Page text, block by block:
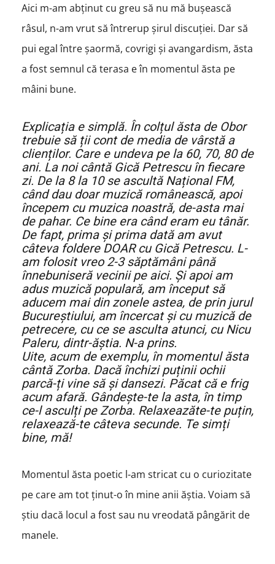
Aici m-am abținut cu greu să nu mă bușească
râsul, n-am vrut să întrerup șirul discuției. Dar să
pui egal între șaormă, covrigi și avangardism, ăsta
a fost semnul că terasa e în momentul ăsta pe
mâini bune.
Explicația e simplă. În colțul ăsta de Obor
trebuie să ții cont de media de vârstă a
clienților. Care e undeva pe la 60, 70, 80 de
ani. La noi cântă Gică Petrescu în fiecare
zi. De la 8 la 10 se ascultă Național FM,
când dau doar muzică românească, apoi
începem cu muzica noastră, de-asta mai
de pahar. Ce bine era când eram eu tânăr.
De fapt, prima și prima dată am avut
câteva foldere DOAR cu Gică Petrescu. L-
am folosit vreo 2-3 săptămâni până
înnebuniseră vecinii pe aici. Și apoi am
adus muzică populară, am început să
aducem mai din zonele astea, de prin jurul
Bucureștiului, am încercat și cu muzică de
petrecere, cu ce se asculta atunci, cu Nicu
Paleru, dintr-ăștia. N-a prins.
Uite, acum de exemplu, în momentul ăsta
cântă Zorba. Dacă închizi puținii ochii
parcă-ți vine să și dansezi. Păcat că e frig
acum afară. Gândește-te la asta, în timp
ce-l asculți pe Zorba. Relaxeazăte-te puțin,
relaxează-te câteva secunde. Te simți
bine, mă!
Momentul ăsta poetic l-am stricat cu o curiozitate
pe care am tot ținut-o în mine anii ăștia. Voiam să
știu dacă locul a fost sau nu vreodată pângărit de
manele.